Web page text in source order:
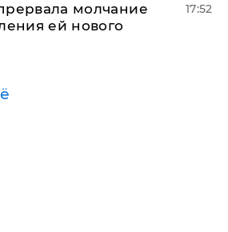
молчание
ей нового
17:52